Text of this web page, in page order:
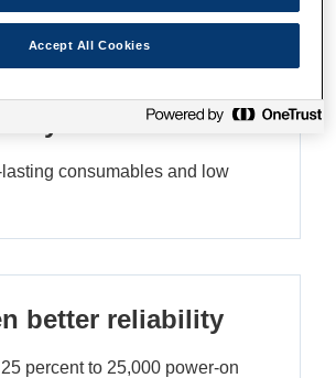
Very low TCO
consumables and low
better reliability
25 percent to 25,000 power-on
Accept All Cookies